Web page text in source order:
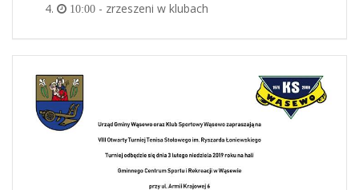
10:00 - zrzeszeni w klubach